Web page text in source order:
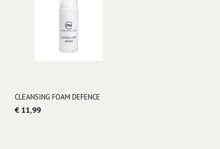
CLEANSING FOAM DEFENCE
€ 11,99